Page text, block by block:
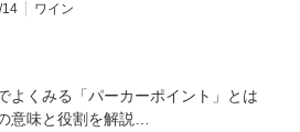
14 ワイン
よくみる「パーカーポイント」とは
意味と役割を解説…